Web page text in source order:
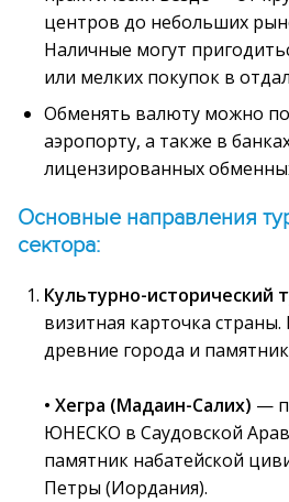
центров до небольших
Наличные могут
или мелких покупок в
Обменять валюту можно
аэропорту, а также в
лицензированных
Основные направления
сектора:
Культурно-исторический
визитная карточка
древние города и
• Хегра (Мадаин-Салих) —
ЮНЕСКО в Саудовской
памятник набатейской
Петры (Иордания).